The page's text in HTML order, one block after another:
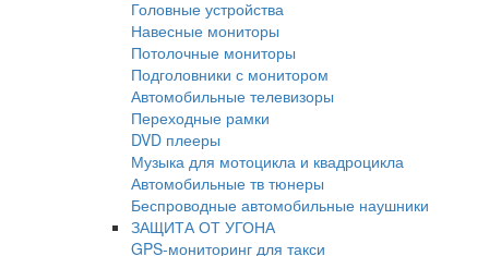
Головные устройства
Навесные мониторы
Потолочные мониторы
Подголовники с монитором
Автомобильные телевизоры
Переходные рамки
DVD плееры
Музыка для мотоцикла и квадроцикла
Автомобильные тв тюнеры
Беспроводные автомобильные наушники
ЗАЩИТА ОТ УГОНА
GPS-мониторинг для такси